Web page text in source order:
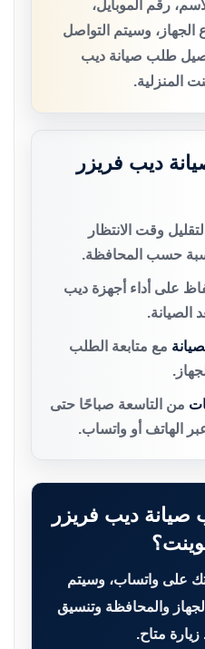
رقم الموبايل،
الجهاز، وسيتم التواصل
طلب صيانة ديب
المنزلية.
ديب فريزر
لتقليل وقت الانتظار
حسب المحافظة.
على أداء أجهزة ديب
الصيانة.
مع متابعة الطلب
من التاسعة صباحًا حتى
الهاتف أو واتساب.
ديب فريزر
على واتساب، وسيتم
والمحافظة وتنسيق
متاح.